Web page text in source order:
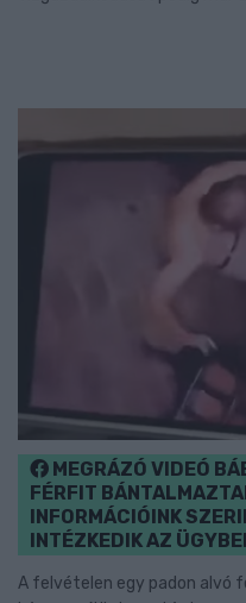
MEGRÁZÓ VIDEÓ
FÉRFIT
INFORMÁCIÓINK
INTÉZKEDIK AZ
A felvételen egy padon alvó